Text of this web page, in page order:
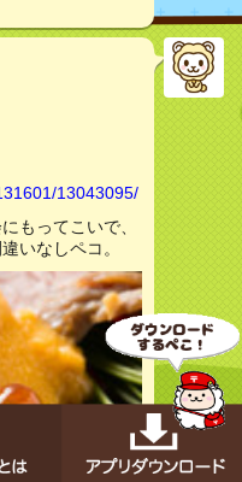
13043095/
もってこいで、
いなしペコ。